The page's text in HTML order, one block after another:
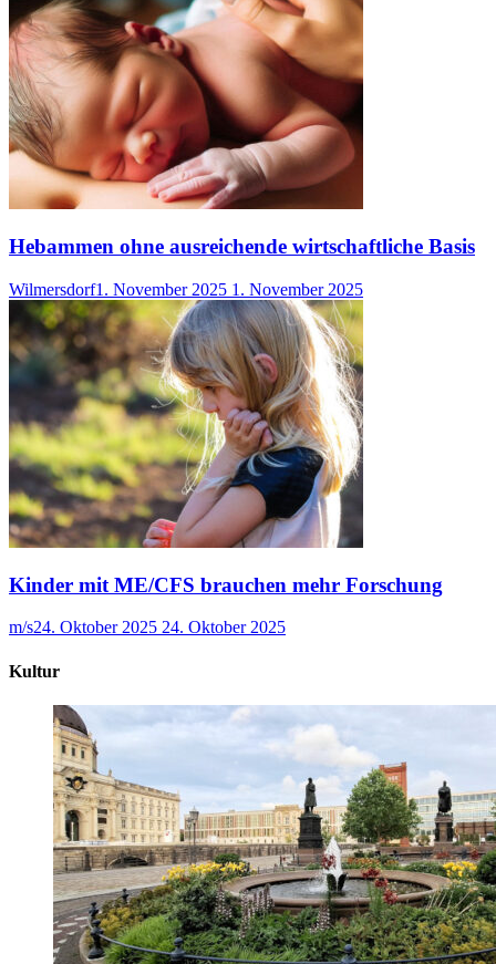
Hebammen ohne ausreichende wirtschaftliche Basis
Wilmersdorf1. November 2025 1. November 2025
Kinder mit ME/CFS brauchen mehr Forschung
m/s24. Oktober 2025 24. Oktober 2025
Kultur